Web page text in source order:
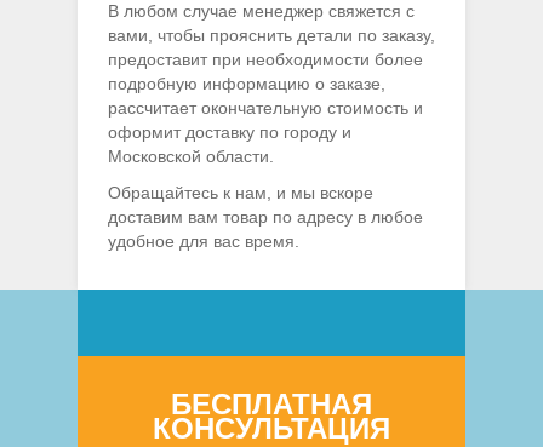
В любом случае менеджер свяжется с
вами, чтобы прояснить детали по заказу,
предоставит при необходимости более
подробную информацию о заказе,
рассчитает окончательную стоимость и
оформит доставку по городу и
Московской области.
Обращайтесь к нам, и мы вскоре
доставим вам товар по адресу в любое
удобное для вас время.
БЕСПЛАТНАЯ
КОНСУЛЬТАЦИЯ